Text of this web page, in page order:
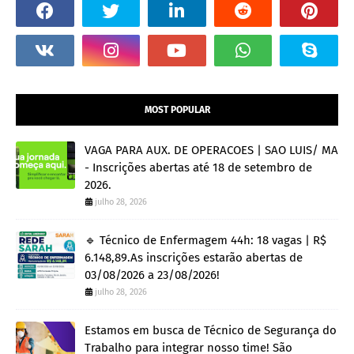
MOST POPULAR
VAGA PARA AUX. DE OPERACOES | SAO LUIS/ MA
- Inscrições abertas até 18 de setembro de
2026.
julho 28, 2026
🔹 Técnico de Enfermagem 44h: 18 vagas | R$
6.148,89.As inscrições estarão abertas de
03/08/2026 a 23/08/2026!
julho 28, 2026
Estamos em busca de Técnico de Segurança do
Trabalho para integrar nosso time! São